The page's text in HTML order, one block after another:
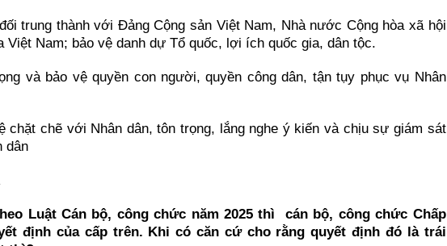
trung thành với Đảng Cộng sản Việt Nam, Nhà nước Cộng hòa xã hội
Việt Nam; bảo vệ danh dự Tổ quốc, lợi ích quốc gia, dân tộc.
và bảo vệ quyền con người, quyền công dân, tận tụy phục vụ Nhân
chặt chẽ với Nhân dân, tôn trọng, lắng nghe ý kiến và chịu sự giám sát
dân
Luật Cán bộ, công chức năm 2025 thì cán bộ, công chức Chấp
định của cấp trên. Khi có căn cứ cho rằng quyết định đó là trái